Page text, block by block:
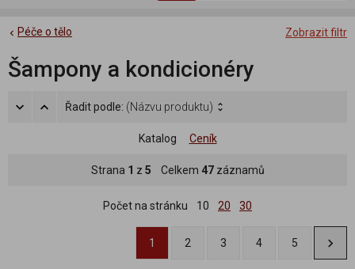
Zobrazit filtr
Péče o tělo
Šampony a kondicionéry
Řadit podle: (Názvu produktu)
Katalog Ceník
Strana 1 z 5 Celkem 47záznamů
Počet na stránku 10 20 30
1 2 3 4 5